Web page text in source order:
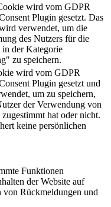
wird vom GDPR
Plugin gesetzt. Das
verwendet, um die
des Nutzers für die
in der Kategorie
zu speichern.
wird vom GDPR
Plugin gesetzt und
um zu speichern,
der Verwendung von
hat oder nicht.
keine persönlichen
Funktionen
der Website auf
von Rückmeldungen und